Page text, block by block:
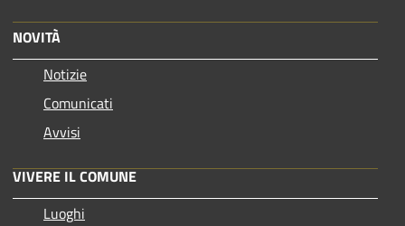
NOVITÀ
Notizie
Comunicati
Avvisi
VIVERE IL COMUNE
Luoghi